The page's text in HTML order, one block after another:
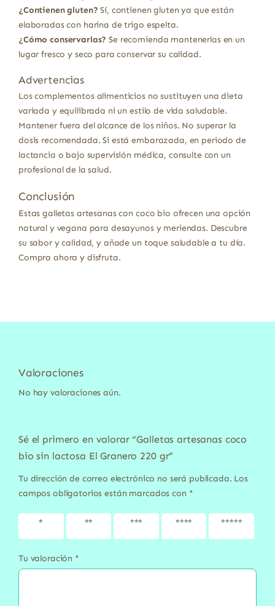
¿Contienen gluten? Sí, contienen gluten ya que están
elaboradas con harina de trigo espelta.
¿Cómo conservarlas? Se recomienda mantenerlas en un
lugar fresco y seco para conservar su calidad.
Advertencias
Los complementos alimenticios no sustituyen una dieta
variada y equilibrada ni un estilo de vida saludable.
Mantener fuera del alcance de los niños. No superar la
dosis recomendada. Si está embarazada, en periodo de
lactancia o bajo supervisión médica, consulte con un
profesional de la salud.
Conclusión
Estas galletas artesanas con coco bio ofrecen una opción
natural y vegana para desayunos y meriendas. Descubre
su sabor y calidad, y añade un toque saludable a tu día.
Compra ahora y disfruta.
Valoraciones
No hay valoraciones aún.
Sé el primero en valorar “Galletas artesanas coco
bio sin lactosa El Granero 220 gr”
Tu dirección de correo electrónico no será publicada. Los
campos obligatorios están marcados con *
1 de 5
2 de 5
3 de 5
4 de 5
5 de 5
Tu valoración *